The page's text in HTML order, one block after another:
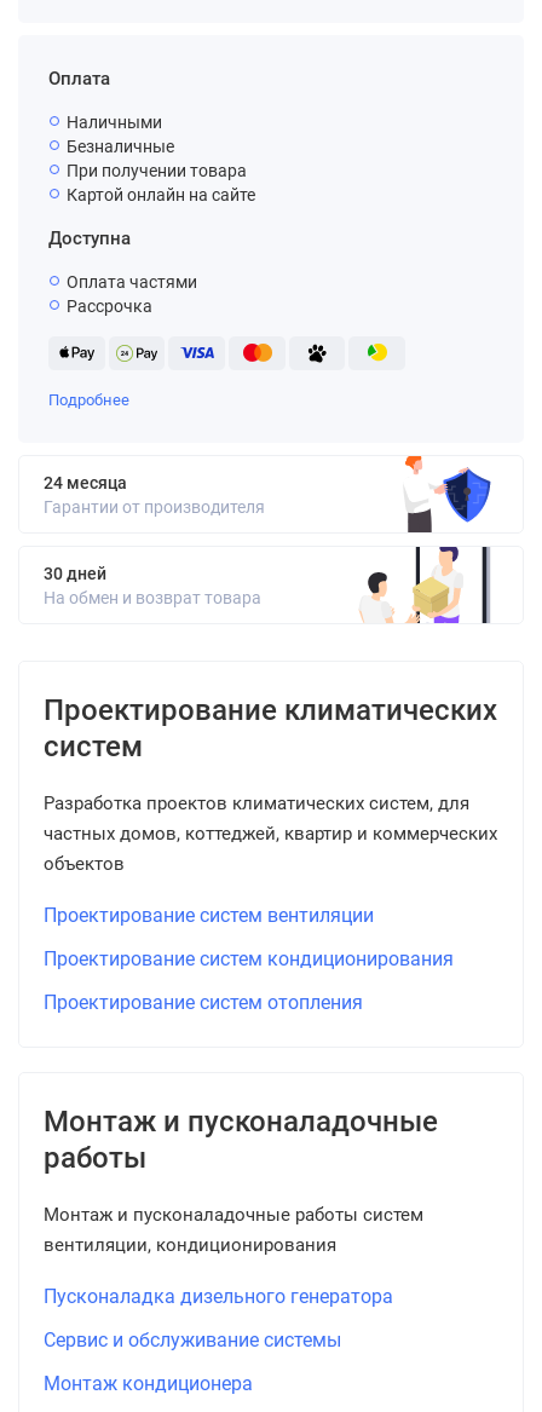
Оплата
Наличными
Безналичные
При получении товара
Картой онлайн на сайте
Доступна
Оплата частями
Рассрочка
Подробнее
24 месяца
Гарантии от производителя
30 дней
На обмен и возврат товара
Проектирование климатических
систем
Разработка проектов климатических систем, для
частных домов, коттеджей, квартир и коммерческих
объектов
Проектирование систем вентиляции
Проектирование систем кондиционирования
Проектирование систем отопления
Монтаж и пусконаладочные
работы
Монтаж и пусконаладочные работы систем
вентиляции, кондиционирования
Пусконаладка дизельного генератора
Сервис и обслуживание системы
Монтаж кондиционера